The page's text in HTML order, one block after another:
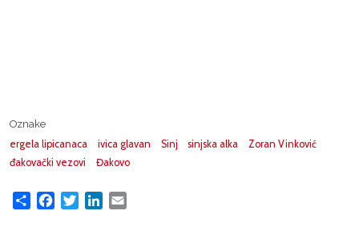
Oznake
ergela lipicanaca
ivica glavan Sinj sinjska alka
Zoran Vinković
đakovački vezovi
Đakovo
Share FacebookTwitterLinkedIn